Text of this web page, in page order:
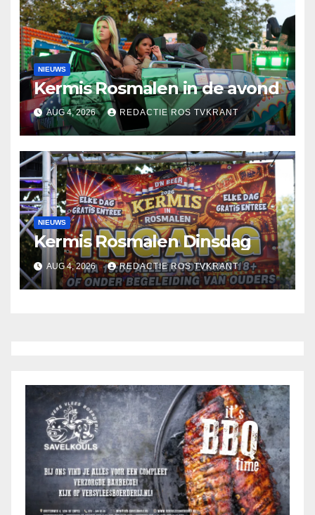
NIEUWS
Kermis Rosmalen in de avond
AUG 4, 2026 REDACTIE ROS TVKRANT
NIEUWS
Kermis Rosmalen Dinsdag
AUG 4, 2026 REDACTIE ROS TVKRANT